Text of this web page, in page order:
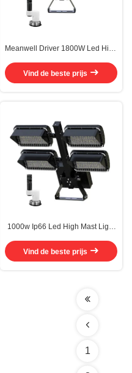
Meanwell Driver 1800W Led High
elektrische doos
Vind de beste prijs
1000w Ip66 Led High Mast Light
Vind de beste prijs
1